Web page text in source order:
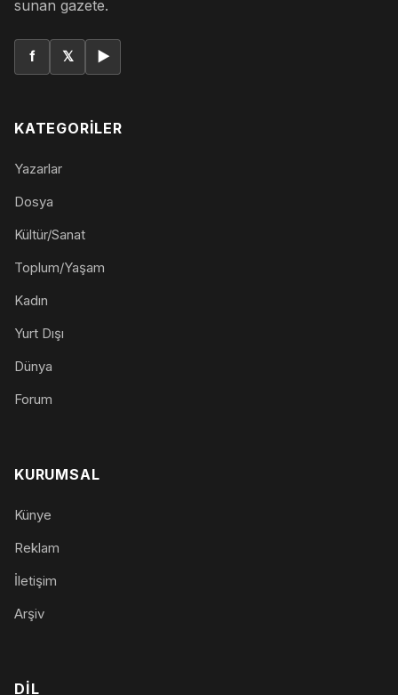
sunan gazete.
f 𝕏 ▶
KATEGORILER
Yazarlar
Dosya
Kültür/Sanat
Toplum/Yaşam
Kadın
Yurt Dışı
Dünya
Forum
KURUMSAL
Künye
Reklam
İletişim
Arşiv
DIL